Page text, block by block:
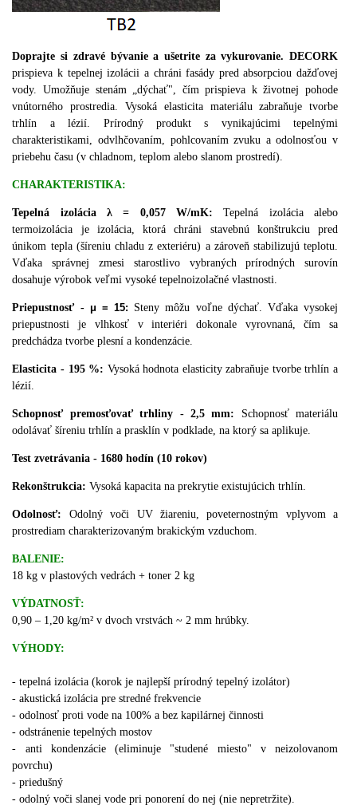
Doprajte si zdravé bývanie a ušetrite za vykurovanie. DECORK
prispieva k tepelnej izolácii a chráni fasády pred absorpciou dažďovej
vody.
Umožňuje stenám „dýchať", čím prispieva k životnej pohode
vnútorného prostredia.
Vysoká elasticita materiálu zabraňuje tvorbe
trhlín a lézií. Prírodný produkt s vynikajúcimi tepelnými
charakteristikami, odvlhčovaním, pohlcovaním zvuku a odolnosťou v
priebehu času (v chladnom, teplom alebo slanom prostredí).
CHARAKTERISTIKA:
Tepelná izolácia λ = 0,057 W/mK:Tepelná izolácia alebo
termoizolácia je izolácia, ktorá chráni stavebnú konštrukciu pred
únikom tepla (šíreniu chladu z exteriéru) a zároveň stabilizujú teplotu.
Vďaka správnej zmesi starostlivo vybraných prírodných surovín
dosahuje výrobok veľmi vysoké tepelnoizolačné vlastnosti.
Priepustnosť - μ = 15: Steny môžu voľne dýchať. Vďaka vysokej
priepustnosti je vlhkosť v interiéri dokonale vyrovnaná, čím sa
predchádza tvorbe plesní a kondenzácie.
Elasticita - 195 %: Vysoká hodnota elasticity zabraňuje tvorbe trhlín a
lézií.
Schopnosť premosťovať trhliny - 2,5 mm: Schopnosť materiálu
odolávať šíreniu trhlín a prasklín v podklade, na ktorý sa aplikuje.
Test zvetrávania - 1680 hodín (10 rokov)
Rekonštrukcia:Vysoká kapacita na prekrytie existujúcich trhlín.
Odolnosť: Odolný voči UV žiareniu, poveternostným vplyvom a
prostrediam charakterizovaným brakickým vzduchom.
BALENIE:
18 kg v plastových vedrách+ toner 2 kg
VÝDATNOSŤ:
0,90 – 1,20 kg/m² v dvoch vrstvách ~ 2 mm hrúbky.
VÝHODY:
- tepelná izolácia (korok je najlepší prírodný tepelný izolátor)
- akustická izolácia pre stredné frekvencie
- odolnosť proti vode na 100% a bez kapilárnej činnosti
- odstránenie tepelných mostov
- anti kondenzácie (eliminuje "studené miesto" v neizolovanom
povrchu)
- priedušný
- odolný voči slanej vode pri ponorení do nej (nie nepretržite).